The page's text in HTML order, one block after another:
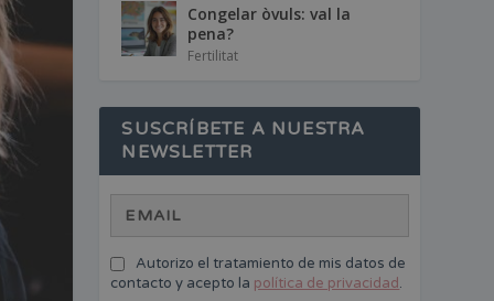
Congelar òvuls: val la
pena?
Fertilitat
SUSCRÍBETE A NUESTRA
NEWSLETTER
Autorizo el tratamiento de mis datos de
contacto y acepto la política de privacidad.